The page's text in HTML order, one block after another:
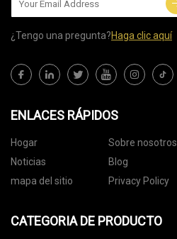
¿Tengo una pregunta?Haga clic aquí
ENLACES RÁPIDOS
Hogar Sobre nosotros
Noticias
Blog
mapa del sitio
Privacy Policy
CATEGORIA DE PRODUCTO